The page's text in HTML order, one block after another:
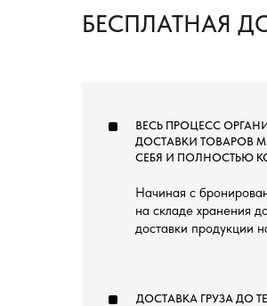
БЕСПЛАТНАЯ
ВЕСЬ ПРОЦЕСС
ДОСТАВКИ ТОВАРОВ
СЕБЯ И ПОЛНОСТЬЮ
Начиная с
на складе хранения
доставки продукции
ДОСТАВКА ГРУЗА ДО